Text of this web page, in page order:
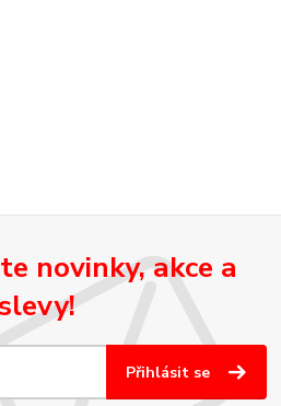
novinky, akce a
Přihlásit se